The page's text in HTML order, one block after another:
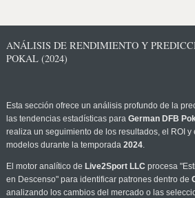
ANÁLISIS DE RENDIMIENTO Y
POKAL (2024)
Esta sección ofrece un análisis profundo de la
las tendencias estadísticas para German DFB
realiza un seguimiento de los resultados, el ROI
modelos durante la temporada 2024.
El motor analítico de Live2Sport LLC procesa
en Descenso" para identificar patrones dentro de
analizando los cambios del mercado o las